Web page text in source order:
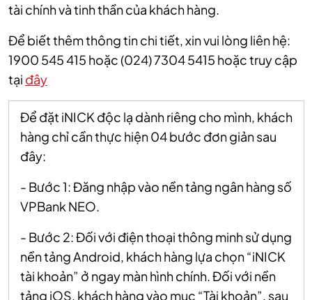
tài chính và tinh thần của khách hàng.
Để biết thêm thông tin chi tiết, xin vui lòng liên hệ:
1900 545 415 hoặc (024) 7304 5415 hoặc truy cập
tại đây
Để đặt iNICK độc lạ dành riêng cho mình, khách
hàng chỉ cần thực hiện 04 bước đơn giản sau
đây:
- Bước 1: Đăng nhập vào nền tảng ngân hàng số
VPBank NEO.
- Bước 2: Đối với điện thoại thông minh sử dụng
nền tảng Android, khách hàng lựa chọn “iNICK
tài khoản” ở ngay màn hình chính. Đối với nền
tảng iOS, khách hàng vào mục “Tài khoản”, sau